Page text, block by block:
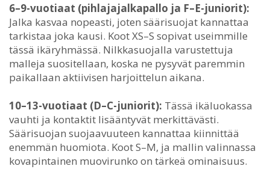
6–9-vuotiaat (pihlajajalkapallo ja F–E-juniorit):
Jalka kasvaa nopeasti, joten säärisuojat kannattaa
tarkistaa joka kausi. Koot XS–S sopivat useimmille
tässä ikäryhmässä. Nilkkasuojalla varustettuja
malleja suositellaan, koska ne pysyvät paremmin
paikallaan aktiivisen harjoittelun aikana.
10–13-vuotiaat (D–C-juniorit): Tässä ikäluokassa
vauhti ja kontaktit lisääntyvät merkittävästi.
Säärisuojan suojaavuuteen kannattaa kiinnittää
enemmän huomiota. Koot S–M, ja mallin valinnassa
kovapintainen muovirunko on tärkeä ominaisuus.